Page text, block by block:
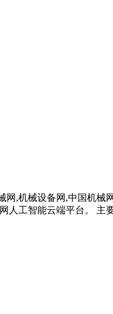
,机械设备网,中国机械
工智能云端平台。 主